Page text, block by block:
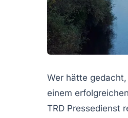
Wer hätte
einem
TRD Pressedienst